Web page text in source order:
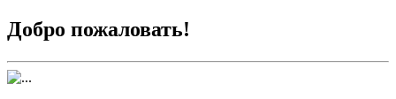
Добро пожаловать!